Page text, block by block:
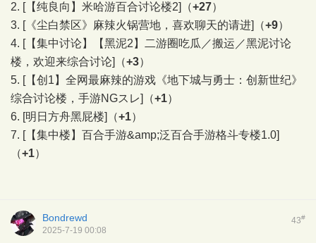
2. [【纯良向】米哈游百合讨论楼2] （+27）
3. [《尘白禁区》麻辣火锅营地，喜欢聊天的请进] （+9）
4. [【集中讨论】【黑泥2】二游圈吃瓜／搬运／黑泥讨论
楼，欢迎来综合讨论]
（+3）
5. [【创1】全网最麻辣的游戏《地下城与勇士：创新世纪》
综合讨论楼，手游NGスレ]
（+1）
6. [明日方舟黑屁楼] （+1）
7. [【集中楼】百合手游&amp;泛百合手游格斗专楼1.0]
（+1）
43#
Bondrewd
2025-7-19 00:08